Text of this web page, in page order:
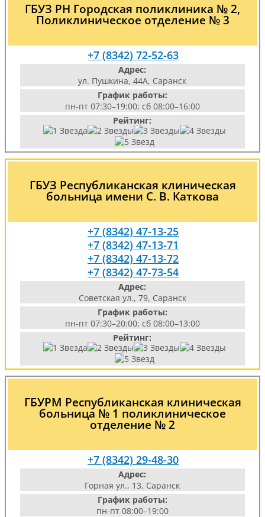
ГБУЗ РН Городская поликлиника № 2,
Поликлиническое отделение № 3
+7 (8342) 72-52-63
Адрес:
ул. Пушкина, 44А, Саранск
График работы:
пн-пт 07:30–19:00; сб 08:00–16:00
Рейтинг:
ГБУЗ Республиканская клиническая
больница имени С. В. Каткова
+7 (8342) 47-13-25
+7 (8342) 47-13-71
+7 (8342) 47-13-72
+7 (8342) 47-73-54
Адрес:
Советская ул., 79, Саранск
График работы:
пн-пт 07:30–20:00; сб 08:00–13:00
Рейтинг:
ГБУРМ Республиканская клиническая
больница № 1 поликлиническое
отделение № 2
+7 (8342) 29-48-30
Адрес:
Горная ул., 13, Саранск
График работы:
пн-пт 08:00–19:00